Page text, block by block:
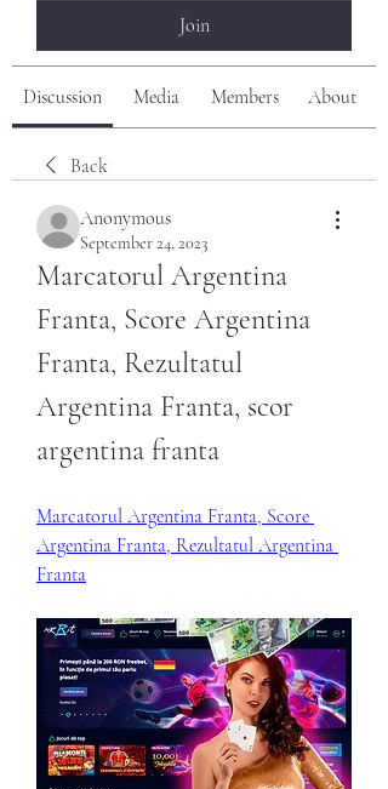
Join
Discussion Media Members About
Back
Anonymous
September 24, 2023
Marcatorul Argentina
Franta, Score Argentina
Franta, Rezultatul
Argentina Franta, scor
argentina franta
Marcatorul Argentina Franta, Score
Argentina Franta, Rezultatul Argentina
Franta